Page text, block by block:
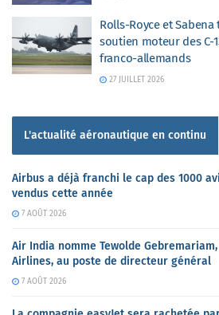
Rolls-Royce et
soutien moteur des C-
franco-allemands
27 JUILLET 2026
L'actualité aéronautique en continu
Airbus a déjà franchi le cap des 1000
vendus cette année
7 AOÛT 2026
Air India nomme Tewolde
Airlines, au poste de directeur général
7 AOÛT 2026